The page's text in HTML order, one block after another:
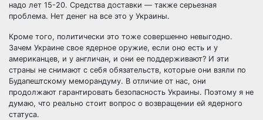
надо лет 15-20. Средства доставки — также серьезная
проблема. Нет денег на все это у Украины.
Кроме того, политически это тоже совершенно невыгодно.
Зачем Украине свое ядерное оружие, если оно есть и у
американцев, и у англичан, и они ее поддерживают? И эти
страны не снимают с себя обязательств, которые они взяли по
Будапештскому меморандуму. В отличие от нас, они
продолжают гарантировать безопасность Украины. Поэтому я не
думаю, что реально стоит вопрос о возвращении ей ядерного
статуса.